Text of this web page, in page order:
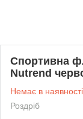
Спортивна
Nutrend
Немає в наявності
Роздріб